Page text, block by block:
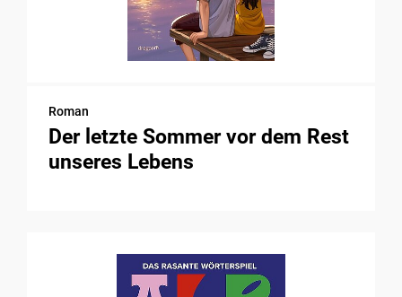
Roman
Der letzte Sommer vor dem Rest
unseres Lebens